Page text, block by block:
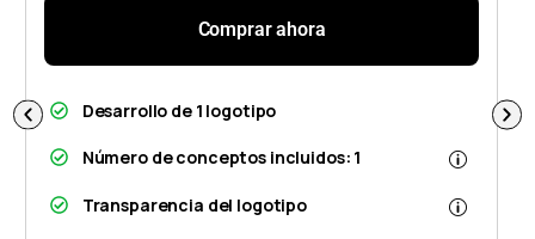
Comprar ahora
Desarrollo de 1 logotipo
Número de conceptos incluidos: 1
Transparencia del logotipo